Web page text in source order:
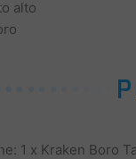
alto
1 x Kraken Boro